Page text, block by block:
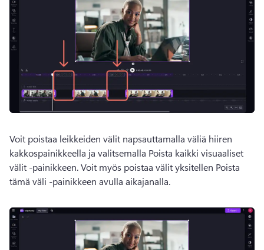
Voit poistaa leikkeiden välit napsauttamalla väliä hiiren
kakkospainikkeella ja valitsemalla Poista kaikki visuaaliset
välit -painikkeen. Voit myös poistaa välit yksitellen Poista
tämä väli -painikkeen avulla aikajanalla.